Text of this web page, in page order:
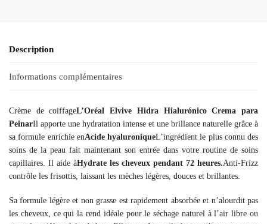
3
Description
Informations complémentaires
Crème de coiffageL’Oréal Elvive Hidra Hialurónico Crema para
PeinarIl apporte une hydratation intense et une brillance naturelle grâce à
sa formule enrichie enAcide hyaluroniqueL’ingrédient le plus connu des
soins de la peau fait maintenant son entrée dans votre routine de soins
capillaires. Il aide àHydrate les cheveux pendant 72 heures.Anti-Frizz
contrôle les frisottis, laissant les mèches légères, douces et brillantes.
Sa formule légère et non grasse est rapidement absorbée et n’alourdit pas
les cheveux, ce qui la rend idéale pour le séchage naturel à l’air libre ou